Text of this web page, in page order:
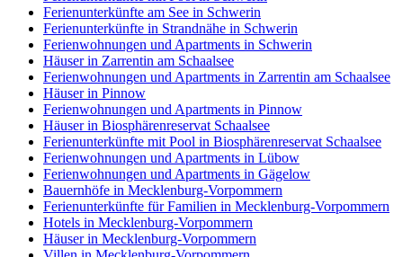
Ferienunterkünfte am See in Schwerin
Ferienunterkünfte in Strandnähe in Schwerin
Ferienwohnungen und Apartments in Schwerin
Häuser in Zarrentin am Schaalsee
Ferienwohnungen und Apartments in Zarrentin am Schaalsee
Häuser in Pinnow
Ferienwohnungen und Apartments in Pinnow
Häuser in Biosphärenreservat Schaalsee
Ferienunterkünfte mit Pool in Biosphärenreservat Schaalsee
Ferienwohnungen und Apartments in Lübow
Ferienwohnungen und Apartments in Gägelow
Bauernhöfe in Mecklenburg-Vorpommern
Ferienunterkünfte für Familien in Mecklenburg-Vorpommern
Hotels in Mecklenburg-Vorpommern
Häuser in Mecklenburg-Vorpommern